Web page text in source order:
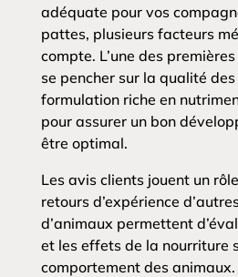
adéquate pour vos
pattes, plusieurs facteurs
compte. L’une des
se pencher sur la qualité
formulation riche en
pour assurer un bon
être optimal.
Les avis clients jouent un
retours d’expérience
d’animaux permettent
et les effets de la nourriture
comportement des